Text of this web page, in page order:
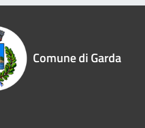
Comune di Garda